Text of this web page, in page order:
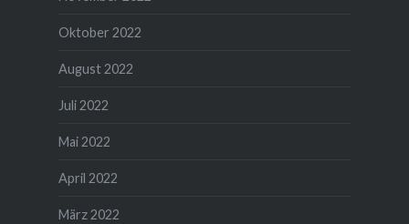
Oktober 2022
August 2022
Juli 2022
Mai 2022
April 2022
März 2022